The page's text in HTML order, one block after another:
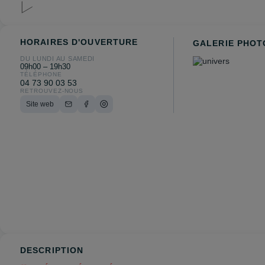
HORAIRES D'OUVERTURE
DU LUNDI AU SAMEDI
09h00 – 19h30
TÉLÉPHONE
04 73 90 03 53
RETROUVEZ-NOUS
Site web
GALERIE
DESCRIPTION